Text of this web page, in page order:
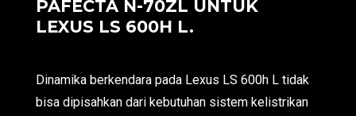
PAFECTA N-70ZL UNTUK
LEXUS LS 600H L.
Dinamika berkendara pada Lexus LS 600h L tidak
bisa dipisahkan dari kebutuhan sistem kelistrikan